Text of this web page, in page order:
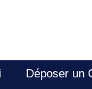
Déposer un